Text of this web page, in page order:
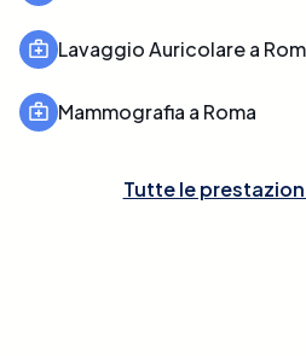
Lavaggio Auricolare a
Mammografia a Roma
Tutte le